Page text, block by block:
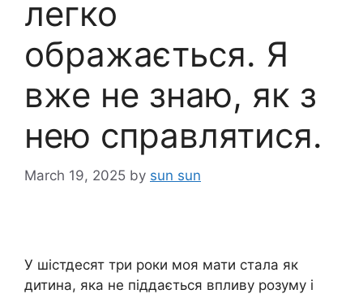
легко
ображається. Я
вже не знаю, як з
нею справлятися.
March 19, 2025 by sun sun
У шістдесят три роки моя мати стала як
дитина, яка не піддається впливу розуму і